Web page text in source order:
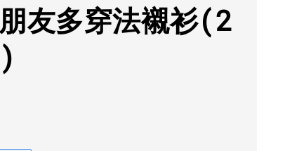
友多穿法襯衫(2